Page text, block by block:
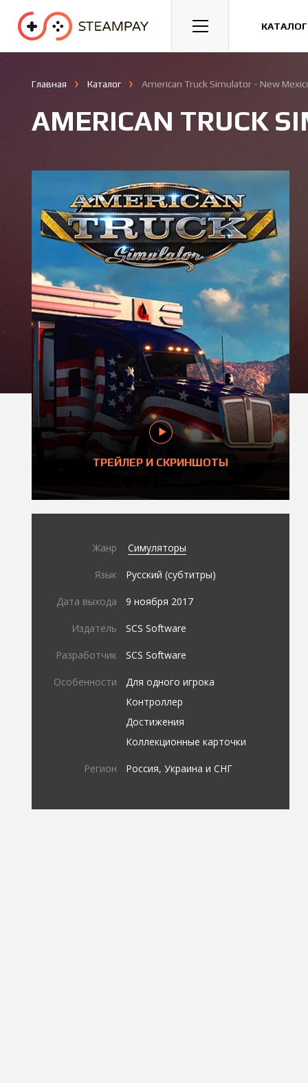
Спорт Гонки Казуальные
Главная Каталог American Truck Simulator - New
AMERICAN TRUCK
ТРЕЙЛЕР И СКРИНШОТЫ
Жанр Симуляторы
Язык Русский (субтитры)
Дата выхода 9 ноября 2017
Издатель SCS Software
Разработчик SCS Software
Особенности
Для одного игрока
Контроллер
Достижения
Коллекционные карточки
Регион Россия, Украина и СНГ